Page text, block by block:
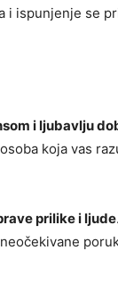
i ispunjenje se
i ljubavlju
koja vas
prilike i ljude